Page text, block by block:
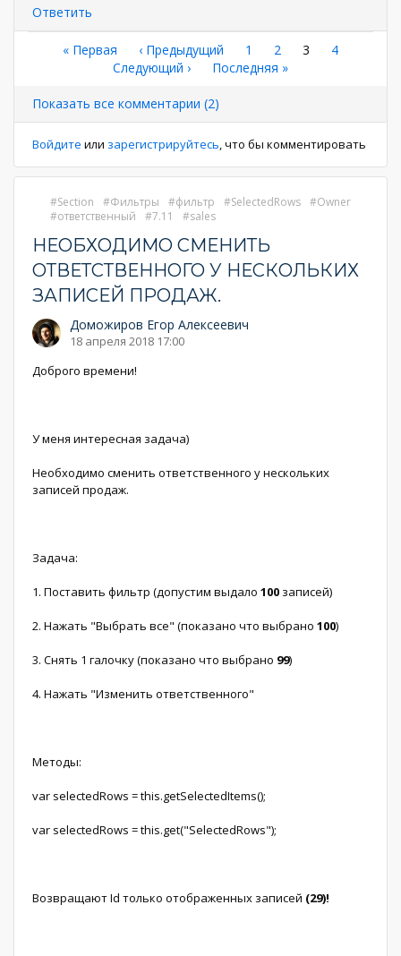
Ответить
Нумерация
страниц
Первая
страница
« Первая ←
‹ Предыдущий Страница
1 Страница
2
Текущая
3 Страница
4
Следующая
Следующий ›
Последняя
Последняя »
Показать все комментарии (2)
Войдите или зарегистрируйтесь, что бы комментировать
Section Фильтры фильтр SelectedRows
Owner
ответственный
7.11 sales
НЕОБХОДИМО СМЕНИТЬ
ОТВЕТСТВЕННОГО У НЕСКОЛЬКИХ
ЗАПИСЕЙ ПРОДАЖ.
Доможиров Егор Алексеевич
18 апреля 2018 17:00
Доброго времени!
У меня интересная задача)
Необходимо сменить ответственного у нескольких
записей продаж.
Задача:
1. Поставить фильтр (допустим выдало 100 записей)
2. Нажать "Выбрать все" (показано что выбрано 100)
3. Снять 1 галочку (показано что выбрано 99)
4. Нажать "Изменить ответственного"
Методы:
var selectedRows = this.getSelectedItems();
var selectedRows = this.get("SelectedRows");
Возвращают Id только отображенных записей (29)!